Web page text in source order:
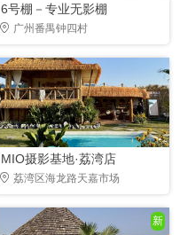
6号棚－专业无影棚
广州番禺钟四村
MIO摄影基地·荔湾店
荔湾区海龙路天嘉市场
新